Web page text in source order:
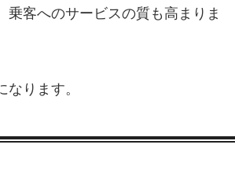
客へのサービスの質も高まりま
ります。